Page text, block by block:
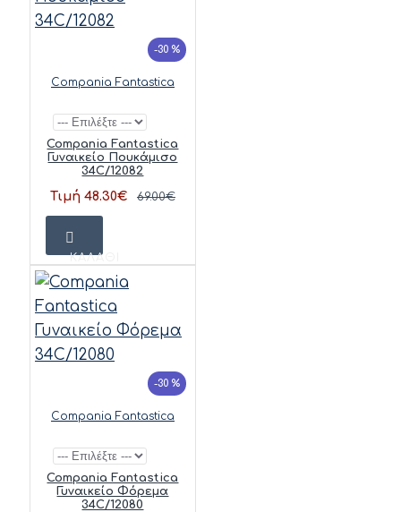
-30 %
Compania Fantastica
Compania Fantastica
Γυναικείο Πουκάμισο
34C/12082
Τιμή 48.30€ 69.00€
ΚΑΛΆΘΙ
-30 %
Compania Fantastica
Compania Fantastica
Γυναικείο Φόρεμα
34C/12080